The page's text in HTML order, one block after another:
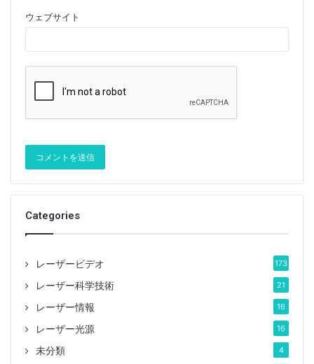
ザーパラメータを使用してナノレーザー放射のコヒーレ
ている（上記B）。彼らは、「しきい値のない」ナノレ
ーザーでさえ、実際に発光ダイオードをレーザー場から
分離する独自のしきい値電流を持っていることを発見し
無関係であり、それ以上ではコヒーレントです。
ウェブサイト
Categories
レーザービデオ 173
レーザー科学技術 21
レーザー情報 16
レーザー光源 16
未分類 4